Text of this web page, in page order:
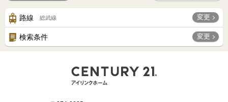
路線 総武線 変更
検索条件 変更